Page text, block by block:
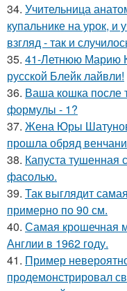
34. Учительница
купальнике на урок, и
взгляд - так и
35. 41-Летнюю Марию
русской Блейк лайвли!
36. Ваша кошка после
формулы - 1?
37. Жена Юры
прошла обряд
38. Капуста тушенная
фасолью.
39. Так выглядит
примерно по 90 см.
40. Самая крошечная
Англии в 1962 году.
41. Пример
продемонстрировал